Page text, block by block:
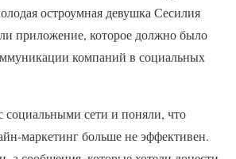
остроумная девушка Сесилия
приложение, которое должно было
компаний в социальных
сети и поняли, что
маркетинг больше не эффективен.